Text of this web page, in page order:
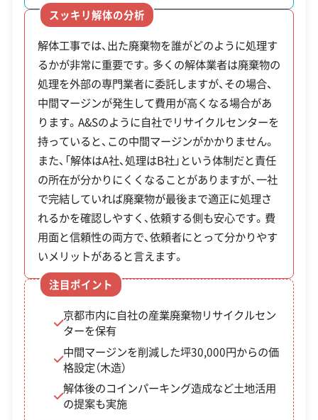
内装解体
対応業務 産業廃棄物収集運搬業
公式HP 公式サイトを見る
許可番号
【解体工事業登録】
京都府知事：第01-269号
【産業廃棄物収集運搬業許可】
京都府知事：第02600173367号
全部見る
この解体業者の特徴
対応工事 ブロック塀 火災
保有資格
解体工事業登録
産業廃棄物収集運搬業許可
安全対
策・リス
ク管理
工事賠償責任保険
現場清掃
顧客対
応・サー
自社ホームページ
無料見積もり
建設リサイクル届
自社で一貫して行える体制が整っています。外部の
業者を挟まないため中間マージンが発生せず、木造
で坪30,000円からという価格設定に反映されてい
ます。廃棄物が最終的にどこでどのように処理され
るかまで自社で管理している点は、依頼する側にと
って安心材料の一つです。また、解体後の土地活用
についても相談でき、コインパーキングの造成とい
った具体的な提案も行っています。前身の企業は昭
和42年創業で、長年にわたり地域に根ざした事業を
展開しています。
スッキリ解体の分析
解体工事では、出た廃棄物を誰がどのように処理す
るかが非常に重要です。多くの解体業者は廃棄物の
処理を外部の専門業者に委託しますが、その場合、
中間マージンが発生して費用が高くなる場合があ
ります。A&Sのように自社でリサイクルセンターを
持っていると、この中間マージンがかかりません。
また、「解体はA社、処理はB社」という体制だと責任
の所在が分かりにくくなることがありますが、一社
で完結していれば廃棄物が最後まで適正に処理さ
れるかを確認しやすく、依頼する側も安心です。費
用面と信頼性の両方で、依頼者にとって分かりやす
いメリットがあると言えます。
注目ポイント
京都市内に自社の産業廃棄物リサイクルセン
ターを保有
中間マージンを削減した坪30,000円からの価
格設定（木造）
解体後のコインパーキング造成など土地活用
の提案も実施